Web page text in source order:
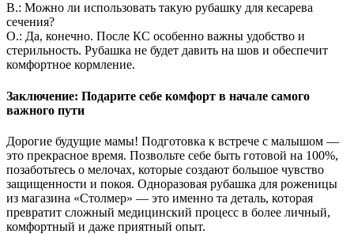
В.: Можно ли использовать такую рубашку для кесарева
сечения?
О.: Да, конечно. После КС особенно важны удобство и
стерильность. Рубашка не будет давить на шов и обеспечит
комфортное кормление.
Заключение: Подарите себе комфорт в начале самого
важного пути
Дорогие будущие мамы! Подготовка к встрече с малышом —
это прекрасное время. Позвольте себе быть готовой на 100%,
позаботьтесь о мелочах, которые создают большое чувство
защищенности и покоя. Одноразовая рубашка для роженицы
из магазина «Столмер» — это именно та деталь, которая
превратит сложный медицинский процесс в более личный,
комфортный и даже приятный опыт.